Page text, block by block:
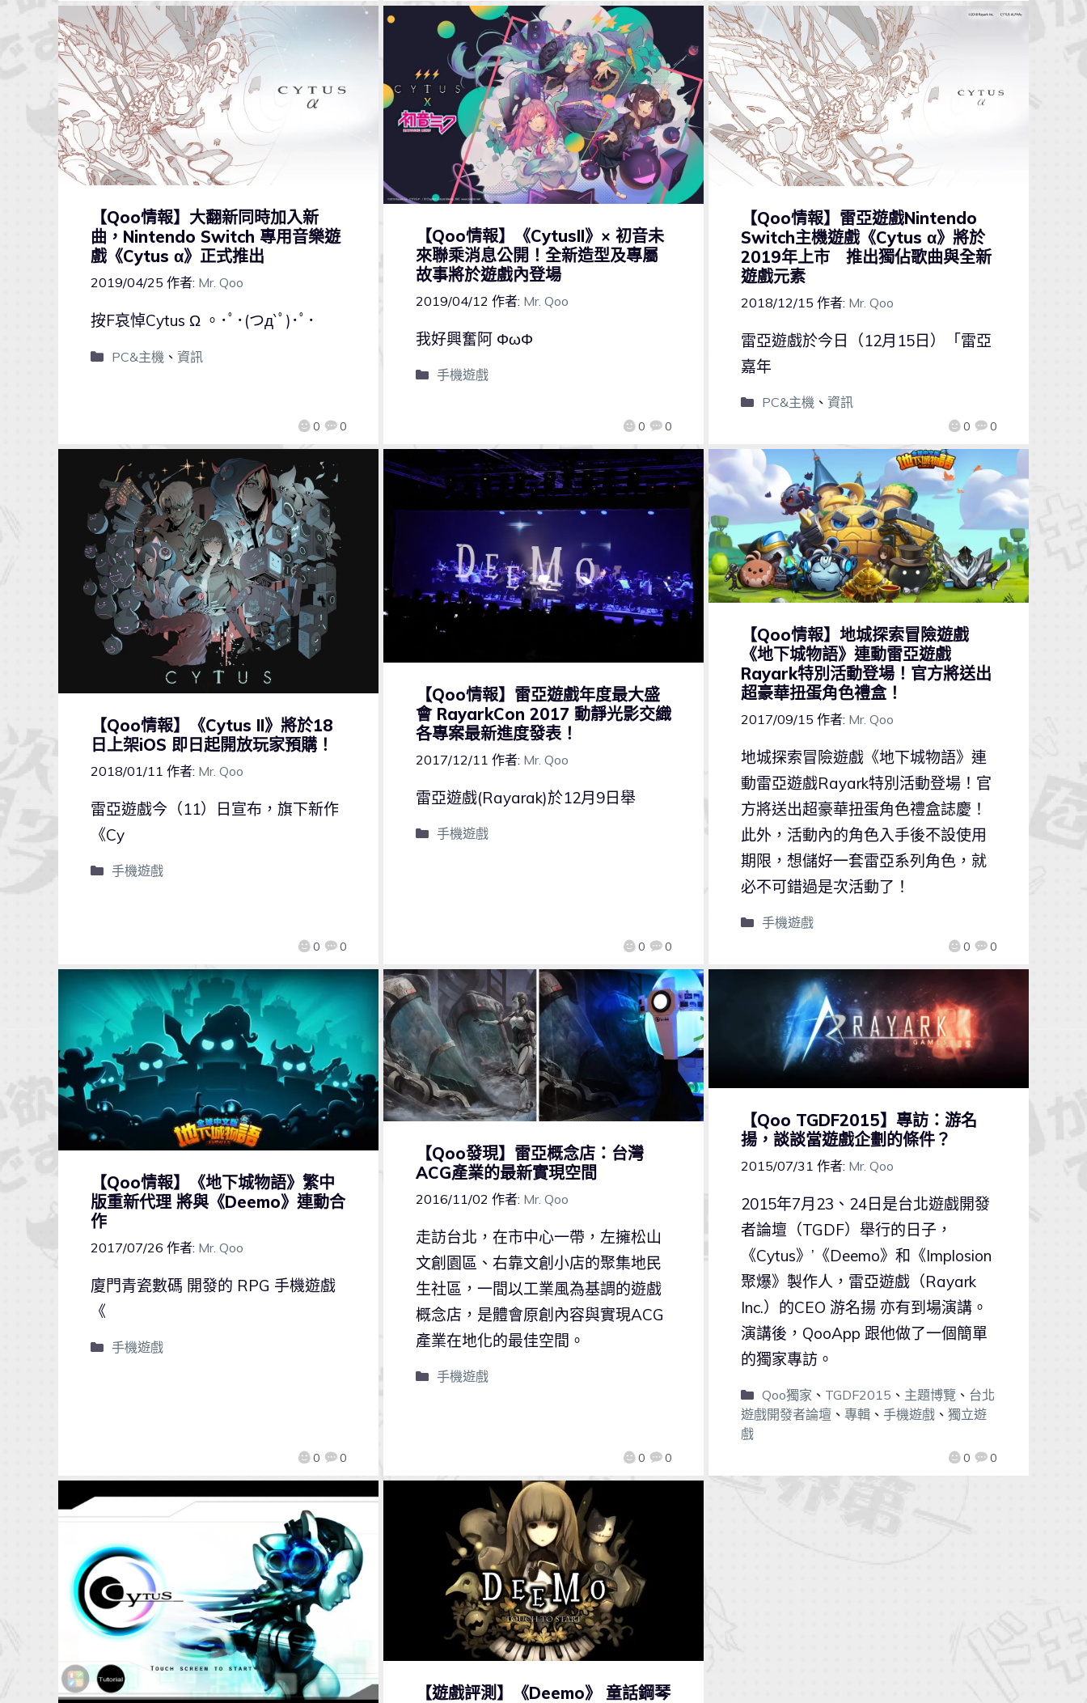
【Qoo情報】大翻新同時加入新
曲，Nintendo Switch 專用音樂遊
戲《Cytus α》正式推出
2019/04/25 作者: Mr. Qoo
0 0
按F哀悼Cytus Ω 。･ﾟ･(つд`ﾟ)･ﾟ･
PC&主機 、 資訊
【Qoo情報】《CytusII》× 初音未
來聯乘消息公開！全新造型及專屬
故事將於遊戲內登場
2019/04/12 作者: Mr. Qoo
0 0
我好興奮阿 ΦωΦ
手機遊戲
【Qoo情報】雷亞遊戲Nintendo
Switch主機遊戲《Cytus α》將於
2019年上市 推出獨佔歌曲與全新
遊戲元素
2018/12/15 作者: Mr. Qoo
0 0
雷亞遊戲於今日（12月15日）「雷亞
嘉年
PC&主機 、 資訊
【Qoo情報】《Cytus II》將於18
日上架iOS 即日起開放玩家預購！
2018/01/11 作者: Mr. Qoo
0 0
雷亞遊戲今（11）日宣布，旗下新作
《Cy
手機遊戲
【Qoo情報】雷亞遊戲年度最大盛
會 RayarkCon 2017 動靜光影交織
各專案最新進度發表！
2017/12/11 作者: Mr. Qoo
0 0
雷亞遊戲(Rayarak)於12月9日舉
手機遊戲
【Qoo情報】地城探索冒險遊戲
《地下城物語》連動雷亞遊戲
Rayark特別活動登場！官方將送出
超豪華扭蛋角色禮盒！
2017/09/15 作者: Mr. Qoo
0 0
地城探索冒險遊戲《地下城物語》連
動雷亞遊戲Rayark特別活動登場！官
方將送出超豪華扭蛋角色禮盒誌慶！
此外，活動內的角色入手後不設使用
期限，想儲好一套雷亞系列角色，就
必不可錯過是次活動了！
手機遊戲
【Qoo情報】《地下城物語》繁中
版重新代理 將與《Deemo》連動合
作
2017/07/26 作者: Mr. Qoo
0 0
廈門青瓷數碼 開發的 RPG 手機遊戲
《
手機遊戲
【Qoo發現】雷亞概念店：台灣
ACG產業的最新實現空間
2016/11/02 作者: Mr. Qoo
0 0
走訪台北，在市中心一帶，左擁松山
文創園區、右靠文創小店的聚集地民
生社區，一間以工業風為基調的遊戲
概念店，是體會原創內容與實現ACG
產業在地化的最佳空間。
手機遊戲
【Qoo TGDF2015】專訪：游名
揚，談談當遊戲企劃的條件？
2015/07/31 作者: Mr. Qoo
0 0
2015年7月23、24日是台北遊戲開發
者論壇（TGDF）舉行的日子，
《Cytus》’《Deemo》和《Implosion
聚爆》製作人，雷亞遊戲（Rayark
Inc.）的CEO 游名揚 亦有到場演講。
演講後，QooApp 跟他做了一個簡單
的獨家專訪。
Qoo獨家 、 TGDF2015 、 主題博覽、 台北
遊戲開發者論壇、 專輯、 手機遊戲、 獨立遊
戲
【遊戲評測】《Deemo》 童話鋼琴